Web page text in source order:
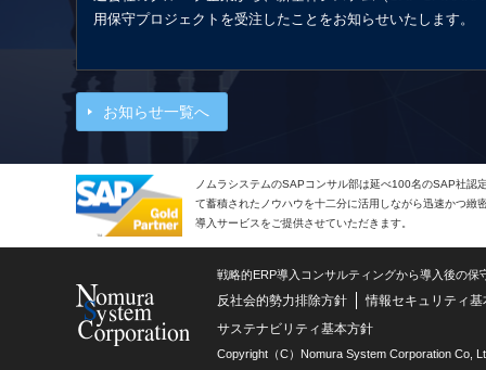
用保守プロジェクトを受注したことをお知らせいたします。
お知らせ一覧へ
ノムラシステムのSAPコンサル部は延べ100名のSAP社認
て蓄積されたノウハウを十二分に活用しながら迅速かつ緻
導入サービスをご提供させていただきます。
戦略的ERP導入コンサルティングから導入後の
反社会的勢力排除方針
情報セキュリティ基
サステナビリティ基本方針
Copyright（C）Nomura System Corporation Co,